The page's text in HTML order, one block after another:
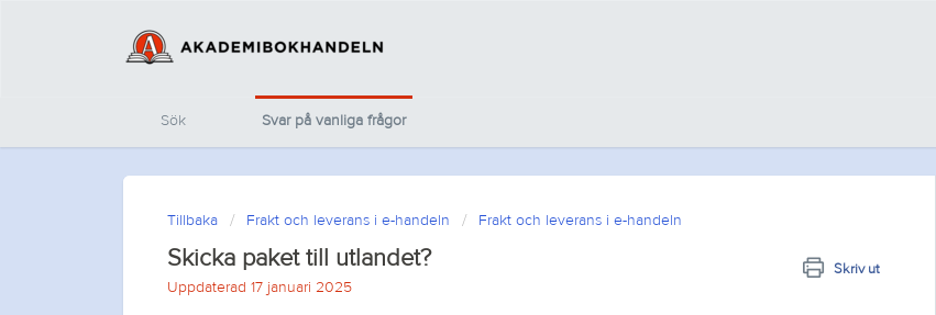
Sök Svar på vanliga frågor
Tillbaka Frakt och leverans i e-handeln Frakt och leverans i e-handeln
Skicka paket till utlandet? Skriv ut
Uppdaterad 17 januari 2025